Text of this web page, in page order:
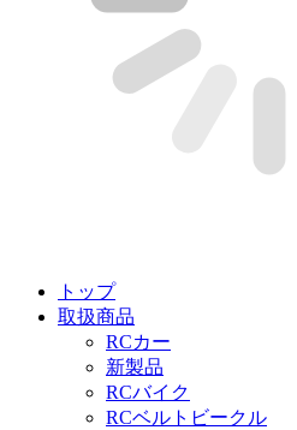
トップ
取扱商品
RCカー
新製品
RCバイク
RCベルトビークル